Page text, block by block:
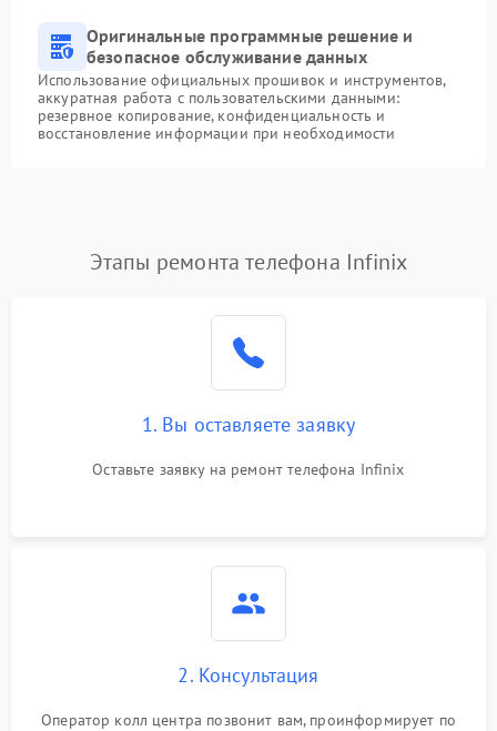
Оригинальные программные решение и
безопасное обслуживание данных
Использование официальных прошивок и инструментов,
аккуратная работа с пользовательскими данными:
резервное копирование, конфиденциальность и
восстановление информации при необходимости
Этапы ремонта телефона Infinix
1. Вы оставляете заявку
Оставьте заявку на ремонт телефона Infinix
2. Консультация
Оператор колл центра позвонит вам, проинформирует по